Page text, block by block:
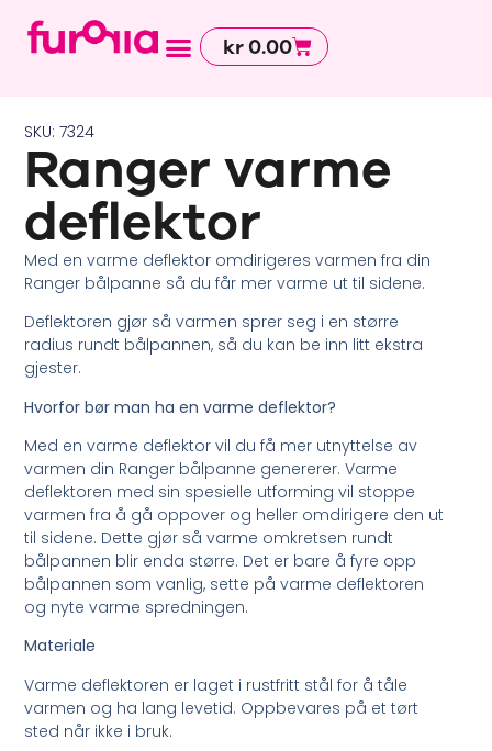
kr0.00
SKU: 7324
Ranger varme
deflektor
Med en varme deflektor omdirigeres varmen fra din
Ranger bålpanne så du får mer varme ut til sidene.
Deflektoren gjør så varmen sprer seg i en større
radius rundt bålpannen, så du kan be inn litt ekstra
gjester.
Hvorfor bør man ha en varme deflektor?
Med en varme deflektor vil du få mer utnyttelse av
varmen din Ranger bålpanne genererer. Varme
deflektoren med sin spesielle utforming vil stoppe
varmen fra å gå oppover og heller omdirigere den ut
til sidene. Dette gjør så varme omkretsen rundt
bålpannen blir enda større. Det er bare å fyre opp
bålpannen som vanlig, sette på varme deflektoren
og nyte varme spredningen.
Materiale
Varme deflektoren er laget i rustfritt stål for å tåle
varmen og ha lang levetid. Oppbevares på et tørt
sted når ikke i bruk.